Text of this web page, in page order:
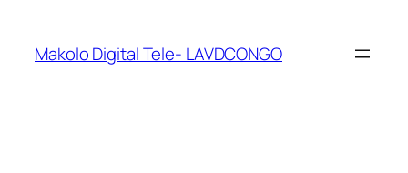
Makolo Digital Tele- LAVDCONGO